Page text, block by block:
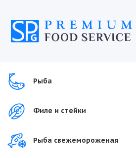
Рыба
Филе и стейки
Рыба свежемороженая